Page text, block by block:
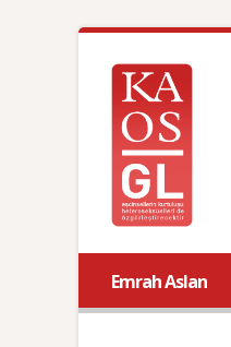
Emrah Aslan